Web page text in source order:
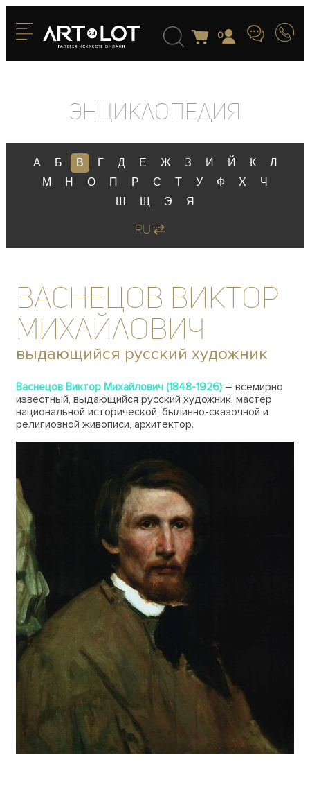
0
Энциклопедия
А Б В Г Д Е Ж З И Й К
Л
М
Н О П Р С Т У Ф Х
Ч
Ш
Щ Э Я
RU
Васнецов Виктор
Михайлович
выдающийся русский художник
Васнецов Виктор Михайлович (1848-1926) – всемирно
известный, выдающийся русский художник, мастер
национальной исторической, былинно-сказочной и
религиозной живописи, архитектор.